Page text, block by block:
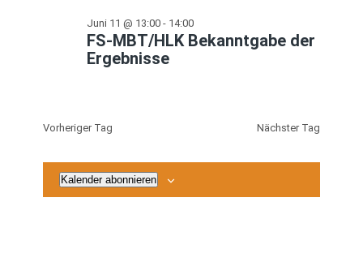
2026
FS-MBT/HLK Bekanntgabe der
Ergebnisse
Juni 11 @ 13:00 - 14:00
Vorheriger Tag Nächster Tag
Kalender abonnieren